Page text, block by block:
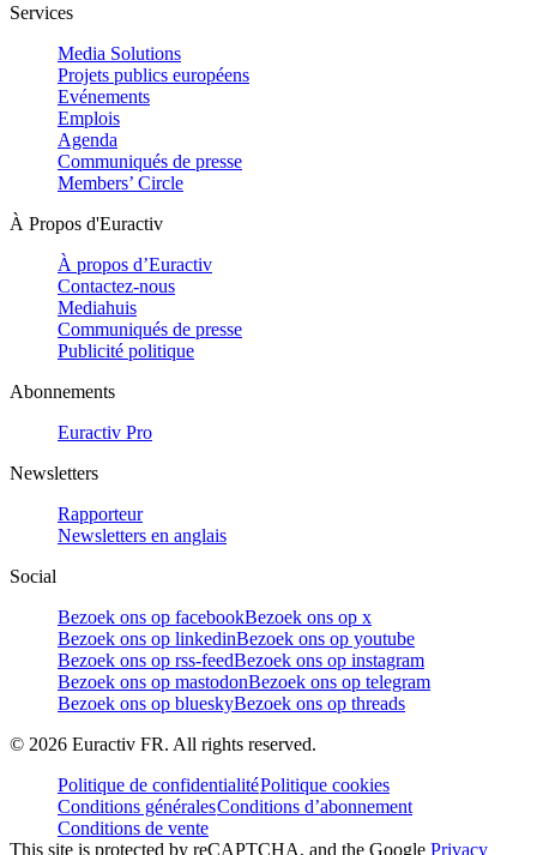
Services
Media Solutions
Projets publics européens
Evénements
Emplois
Agenda
Communiqués de presse
Members’ Circle
À Propos d'Euractiv
À propos d’Euractiv
Contactez-nous
Mediahuis
Communiqués de presse
Publicité politique
Abonnements
Euractiv Pro
Newsletters
Rapporteur
Newsletters en anglais
Social
Bezoek ons op facebookBezoek ons op x
Bezoek ons op linkedinBezoek ons op youtube
Bezoek ons op rss-feedBezoek ons op instagram
Bezoek ons op mastodonBezoek ons op telegram
Bezoek ons op blueskyBezoek ons op threads
© 2026 Euractiv FR. All rights reserved.
Politique de confidentialitéPolitique cookies
Conditions généralesConditions d’abonnement
Conditions de vente
This site is protected by reCAPTCHA, and the Google Privacy